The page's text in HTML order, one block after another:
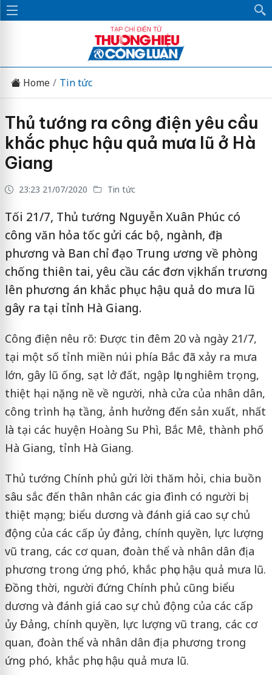
Home Tin tức
Thủ tướng ra công điện yêu cầu
khắc phục hậu quả mưa lũ ở Hà
Giang
23:23 21/07/2020 Tin tức
Tối 21/7, Thủ tướng Nguyễn Xuân Phúc có
công văn hỏa tốc gửi các bộ, ngành, địa
phương và Ban chỉ đạo Trung ương về phòng
chống thiên tai, yêu cầu các đơn vị khẩn trương
lên phương án khắc phục hậu quả do mưa lũ
gây ra tại tỉnh Hà Giang.
Công điện nêu rõ: Được tin đêm 20 và ngày 21/7,
tại một số tỉnh miền núi phía Bắc đã xảy ra mưa
lớn, gây lũ ống, sạt lở đất, ngập lụt nghiêm trọng,
thiệt hại nặng nề về người, nhà cửa của nhân dân,
công trình hạ tầng, ảnh hưởng đến sản xuất, nhất
là tại các huyện Hoàng Su Phì, Bắc Mê, thành phố
Hà Giang, tỉnh Hà Giang.
Thủ tướng Chính phủ gửi lời thăm hỏi, chia buồn
sâu sắc đến thân nhân các gia đình có người bị
thiệt mạng; biểu dương và đánh giá cao sự chủ
động của các cấp ủy đảng, chính quyền, lực lượng
vũ trang, các cơ quan, đoàn thể và nhân dân địa
phương trong ứng phó, khắc phục hậu quả mưa lũ.
Đồng thời, người đứng Chính phủ cũng biểu
dương và đánh giá cao sự chủ động của các cấp
ủy Đảng, chính quyền, lực lượng vũ trang, các cơ
quan, đoàn thể và nhân dân địa phương trong
ứng phó, khắc phục hậu quả mưa lũ.